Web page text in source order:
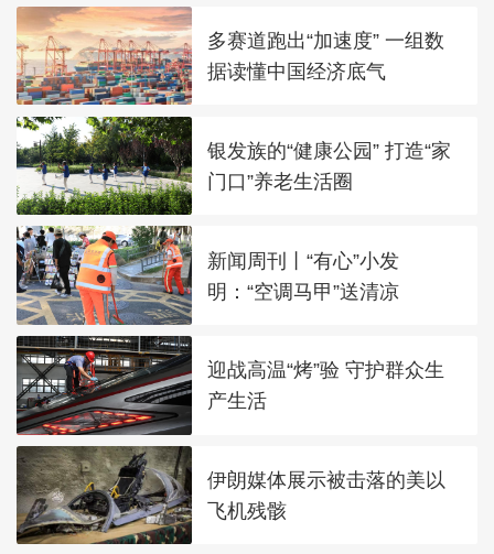
多赛道跑出“加速度” 一组数
据读懂中国经济底气
银发族的“健康公园” 打造“家
门口”养老生活圈
新闻周刊丨“有心”小发
明：“空调马甲”送清凉
迎战高温“烤”验 守护群众生
产生活
伊朗媒体展示被击落的美以
飞机残骸